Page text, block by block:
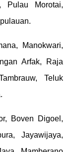
Pulau Morotai,
Manokwari,
Arfak, Raja
Teluk
Boven Digoel,
Jayawijaya,